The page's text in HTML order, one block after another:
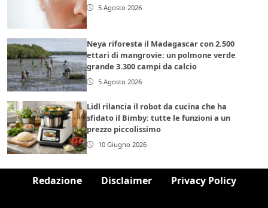
5 Agosto 2026
Neya riforesta il Madagascar con 2.500
ettari di mangrovie: un polmone verde
grande 3.300 campi da calcio
5 Agosto 2026
Lidl rilancia il robot da cucina che ha
sfidato il Bimby: tutte le funzioni a un
prezzo piccolissimo
10 Giugno 2026
Redazione Disclaimer Privacy Policy